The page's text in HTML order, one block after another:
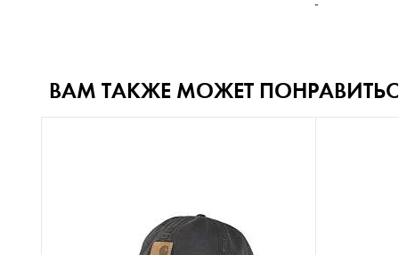
-
ВАМ ТАКЖЕ МОЖЕТ